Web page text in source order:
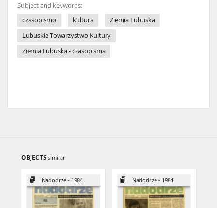
Subject and keywords:
czasopismo
kultura
Ziemia Lubuska
Lubuskie Towarzystwo Kultury
Ziemia Lubuska - czasopisma
OBJECTS similar
Nadodrze - 1984 Nadodrze - 1984